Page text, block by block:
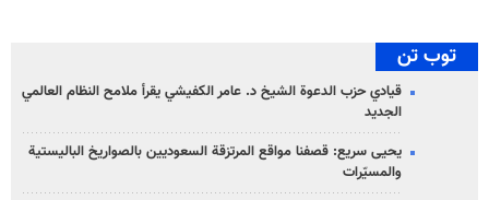
توب تن
قيادي حزب الدعوة الشيخ د. عامر الكفيشي يقرأ ملامح النظام العالمي
الجديد
يحيى سريع: قصفنا مواقع المرتزقة السعوديين بالصواريخ الباليستية
والمسيّرات